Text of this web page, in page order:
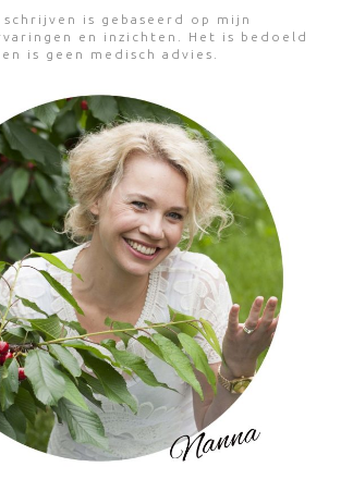
is gebaseerd op mijn
en inzichten. Het is bedoeld
is geen medisch advies.